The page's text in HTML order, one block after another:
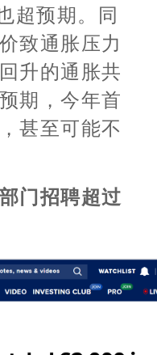
超预期。同
致通胀压力
升的通胀共
期，今年首
甚至可能不
门招聘超过